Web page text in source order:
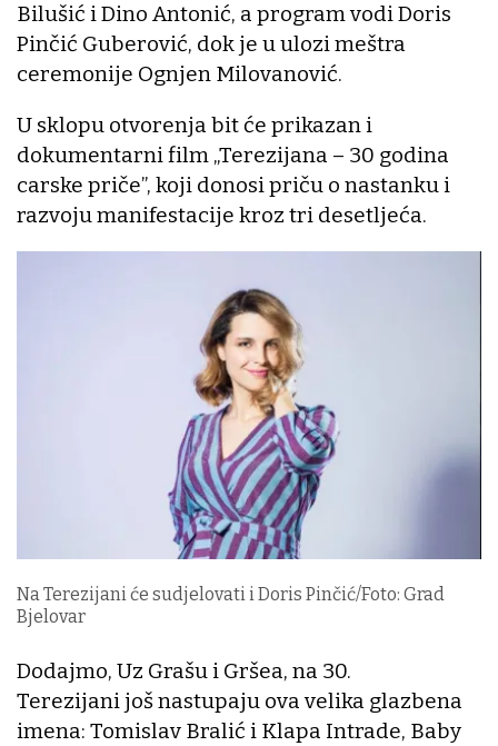
Bilušić i Dino Antonić, a program vodi Doris
Pinčić Guberović, dok je u ulozi meštra
ceremonije Ognjen Milovanović.
U sklopu otvorenja bit će prikazan i
dokumentarni film „Terezijana – 30 godina
carske priče”, koji donosi priču o nastanku i
razvoju manifestacije kroz tri desetljeća.
Na Terezijani će sudjelovati i Doris Pinčić/Foto: Grad
Bjelovar
Dodajmo, Uz Grašu i Gršea, na 30.
Terezijani još nastupaju ova velika glazbena
imena: Tomislav Bralić i Klapa Intrade, Baby